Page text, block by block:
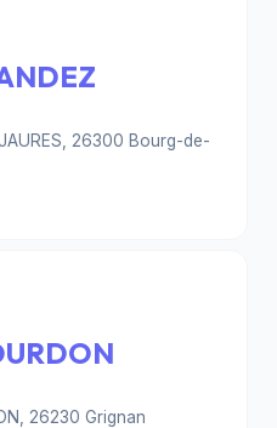
26300 Bourg-de-
26230 Grignan